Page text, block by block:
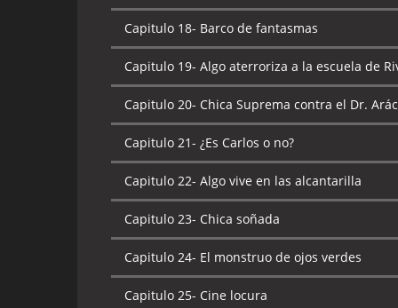
Capitulo 18- Barco de fantasmas
Capitulo 19- Algo aterroriza a la escuela de
Capitulo 20- Chica Suprema contra el Dr.
Capitulo 21- ¿Es Carlos o no?
Capitulo 22- Algo vive en las alcantarilla
Capitulo 23- Chica soñada
Capitulo 24- El monstruo de ojos verdes
Capitulo 25- Cine locura